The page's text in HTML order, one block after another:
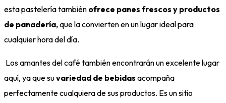
esta pastelería también ofrece panes frescos y productos
de panadería,que la convierten en un lugar ideal para
cualquier hora del día.
Los amantes del café también encontrarán un excelente lugar
aquí, ya que suvariedad de bebidas acompaña
perfectamente cualquiera de sus productos. Es un sitio